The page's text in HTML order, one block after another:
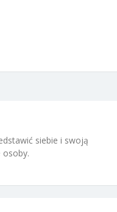
siebie i swoją
osoby.